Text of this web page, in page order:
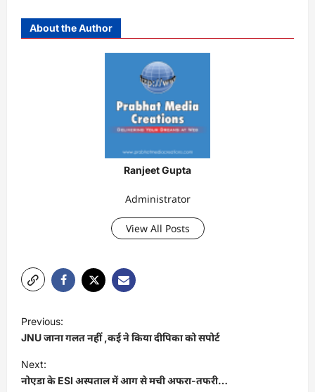
About the Author
Ranjeet Gupta
Administrator
View All Posts
o
s
t
Previous:
JNU जाना गलत नहीं ,कई ने किया दीपिका को सपोर्ट
Next:
नोएडा के ESI अस्पताल में आग से मची अफरा-तफरी…